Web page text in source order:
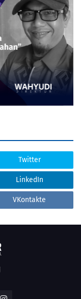
Twitter
LinkedIn
VKontakte